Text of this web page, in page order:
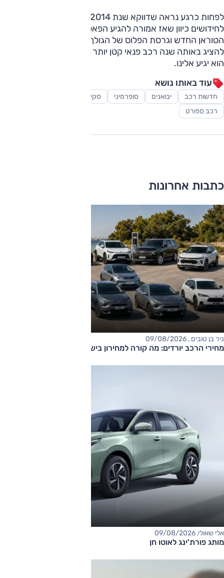
לחידושים כיוון שאז אמורה להגיע הפאסאט החדשה, וכמוה גם
הטוראן החדש וגרסת הפלוס של הגולף. פולקסווגן גם אמורה
להציג באותה שנה רכב פנאי קטן יותר מהטיגואן, אך לא ברור אם
הוא יגיע אלינו.
עוד באותו נושא
חדשות רכב יבואנים סופרמיני סקירות
רכב ספורט
כתבות אחרונות
ניר בן טובים , 09/08/2026
מחירי הרכב יורדים: מה קורה למחירון בישראל?
אלי שאולי, 09/08/2026
מותג פורת'ינג לאוטו חן